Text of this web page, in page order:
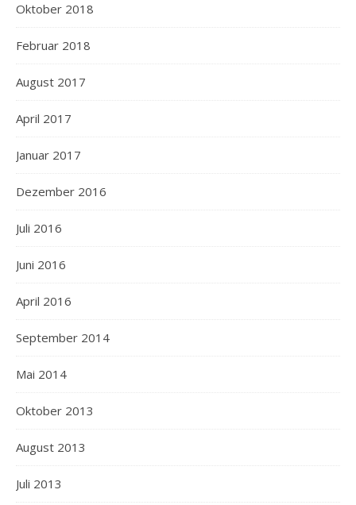
Oktober 2018
Februar 2018
August 2017
April 2017
Januar 2017
Dezember 2016
Juli 2016
Juni 2016
April 2016
September 2014
Mai 2014
Oktober 2013
August 2013
Juli 2013